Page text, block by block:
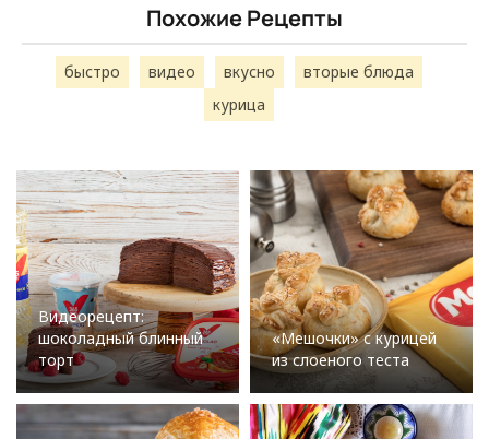
Похожие Рецепты
быстро видео вкусно
вторые блюда
курица
Видеорецепт:
шоколадный блинный
торт
«Мешочки» с курицей
из слоеного теста